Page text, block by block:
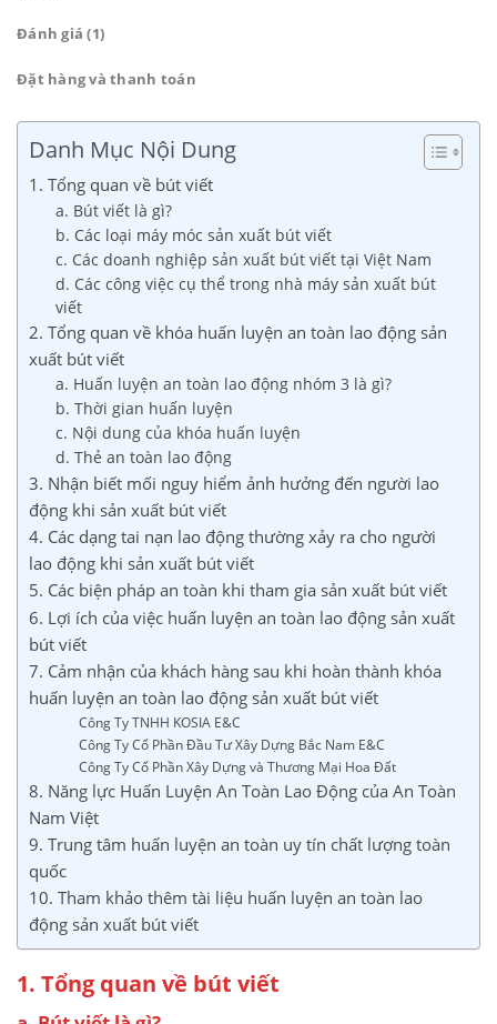
Đánh giá (1)
Đặt hàng và thanh toán
Danh Mục Nội Dung
1. Tổng quan về bút viết
a. Bút viết là gì?
b. Các loại máy móc sản xuất bút viết
c. Các doanh nghiệp sản xuất bút viết tại Việt Nam
d. Các công việc cụ thể trong nhà máy sản xuất bút
viết
2. Tổng quan về khóa huấn luyện an toàn lao động sản
xuất bút viết
a. Huấn luyện an toàn lao động nhóm 3 là gì?
b. Thời gian huấn luyện
c. Nội dung của khóa huấn luyện
d. Thẻ an toàn lao động
3. Nhận biết mối nguy hiểm ảnh hưởng đến người lao
động khi sản xuất bút viết
4. Các dạng tai nạn lao động thường xảy ra cho người
lao động khi sản xuất bút viết
5. Các biện pháp an toàn khi tham gia sản xuất bút viết
6. Lợi ích của việc huấn luyện an toàn lao động sản xuất
bút viết
7. Cảm nhận của khách hàng sau khi hoàn thành khóa
huấn luyện an toàn lao động sản xuất bút viết
Công Ty TNHH KOSIA E&C
Công Ty Cổ Phần Đầu Tư Xây Dựng Bắc Nam E&C
Công Ty Cổ Phần Xây Dựng và Thương Mại Hoa Đất
8. Năng lực Huấn Luyện An Toàn Lao Động của An Toàn
Nam Việt
9. Trung tâm huấn luyện an toàn uy tín chất lượng toàn
quốc
10. Tham khảo thêm tài liệu huấn luyện an toàn lao
động sản xuất bút viết
1. Tổng quan về bút viết